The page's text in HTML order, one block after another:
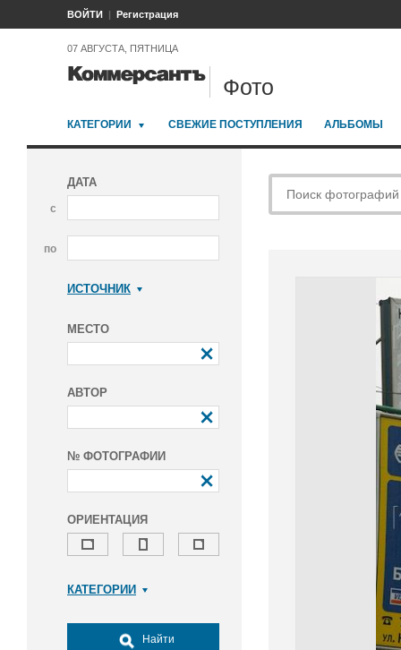
ВОЙТИ Регистрация
07 АВГУСТА, ПЯТНИЦА
Фото
КАТЕГОРИИ СВЕЖИЕ ПОСТУПЛЕНИЯ АЛЬБОМЫ
ДАТА
с
по
ИСТОЧНИК
МЕСТО
АВТОР
№ ФОТОГРАФИИ
ОРИЕНТАЦИЯ
КАТЕГОРИИ
Досуг, туризм и отдых
Найти